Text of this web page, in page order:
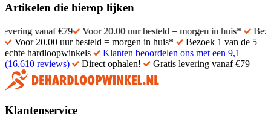
Artikelen die hierop lijken
vanaf €79 Voor 20.00 uur besteld = morgen in huis*
Bezoek 1
Voor 20.00 uur besteld = morgen in huis*
Bezoek 1 van de 5
echte hardloopwinkels
Klanten beoordelen ons met een 9,1
(16.610 reviews)
Direct ophalen! Gratis levering vanaf €79
Klantenservice